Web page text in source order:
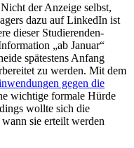
der Anzeige selbst,
dazu auf LinkedIn ist
dieser Studierenden-
„ab Januar“
spätestens Anfang
zu werden. Mit dem
gegen die
wichtige formale Hürde
wollte sich die
sie erteilt werden